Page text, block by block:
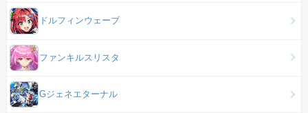
ドルフィンウェーブ
ファンキルスリスタ
Gジェネエターナル